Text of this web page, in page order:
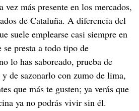
más presente en los mercados,
de Cataluña. A diferencia del
suele emplearse casi siempre en
se presta a todo tipo de
lo has saboreado, prueba de
de sazonarlo con zumo de lima,
que más te gusten; ya verás que
ya no podrás vivir sin él.